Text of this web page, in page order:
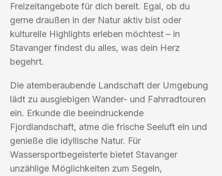
Freizeitangebote für dich bereit. Egal, ob du
gerne draußen in der Natur aktiv bist oder
kulturelle Highlights erleben möchtest – in
Stavanger findest du alles, was dein Herz
begehrt.
Die atemberaubende Landschaft der Umgebung
lädt zu ausgiebigen Wander- und Fahrradtouren
ein. Erkunde die beeindruckende
Fjordlandschaft, atme die frische Seeluft ein und
genieße die idyllische Natur. Für
Wassersportbegeisterte bietet Stavanger
unzählige Möglichkeiten zum Segeln,